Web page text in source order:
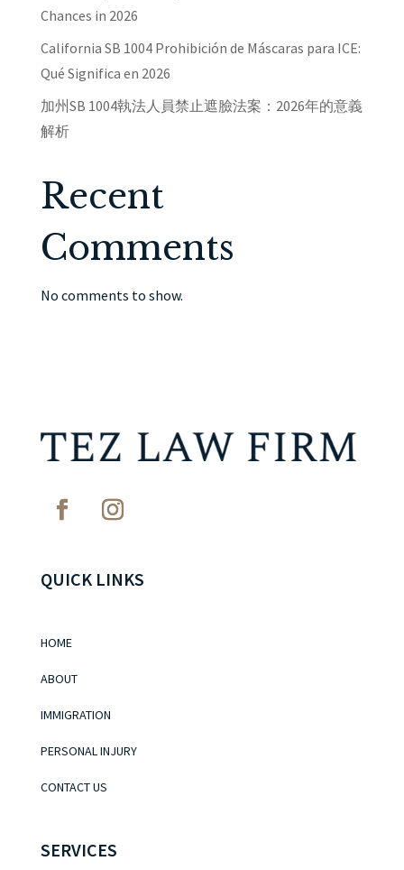
Chances in 2026
California SB 1004 Prohibición de Máscaras para ICE:
Qué Significa en 2026
加州SB 1004執法人員禁止遮臉法案：2026年的意義
解析
Recent
Comments
No comments to show.
QUICK LINKS
HOME
ABOUT
IMMIGRATION
PERSONAL INJURY
CONTACT US
SERVICES